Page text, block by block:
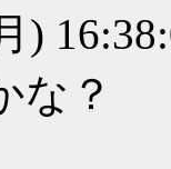
)
な？